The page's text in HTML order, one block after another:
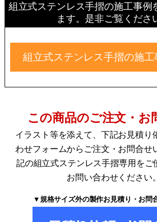
組立式ステンレス手摺の施工事例
ます。是非ご覧くださ
組立式ステンレス手摺の施工
この商品のご注文・お
イラスト等を添えて、下記お見積り
わせフォームからご注文・お問合せ
記の組立式ステンレス手摺専用をご
お問い合わせください。
▼規格サイズ外の製作お見積り・お問